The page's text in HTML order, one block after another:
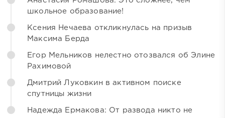
школьное образование!
Ксения Нечаева откликнулась на призыв
Максима Берда
Егор Мельников нелестно отозвался об Элине
Рахимовой
Дмитрий Луковкин в активном поиске
спутницы жизни
Надежда Ермакова: От развода никто не